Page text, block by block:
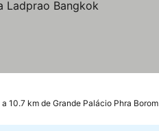
a 10.7 km de Grande Palácio Phra Borom